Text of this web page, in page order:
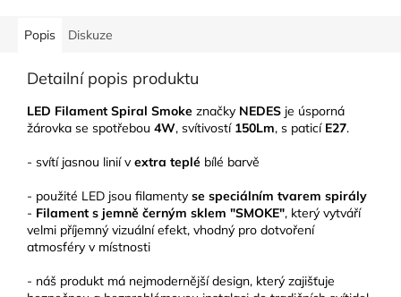
Popis Diskuze
Detailní popis produktu
LED Filament Spiral Smoke značky NEDES je úsporná
žárovka se spotřebou 4W, svítivostí 150Lm, s paticí E27.
- svítí jasnou linií v extra teplé bílé barvě
- použité LED jsou filamenty se speciálním tvarem spirály
- Filament s jemně černým sklem "SMOKE", který vytváří
velmi příjemný vizuální efekt, vhodný pro dotvoření
atmosféry v místnosti
- náš produkt má nejmodernější design, který zajišťuje